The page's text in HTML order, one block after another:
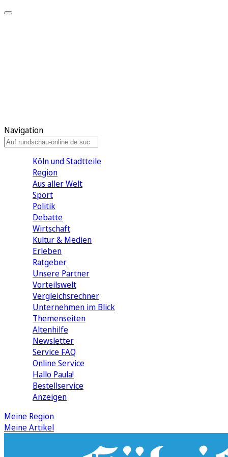
Navigation
Köln und Stadtteile
Region
Aus aller Welt
Sport
Politik
Debatte
Wirtschaft
Kultur & Medien
Erleben
Ratgeber
Unsere Partner
Vorteilswelt
Vergleichsrechner
Unternehmen im Blick
Themenseiten
Altenhilfe
Newsletter
Service FAQ
Online Service
Hallo Paula!
Bestellservice
Anzeigen
Meine Region
Meine Artikel